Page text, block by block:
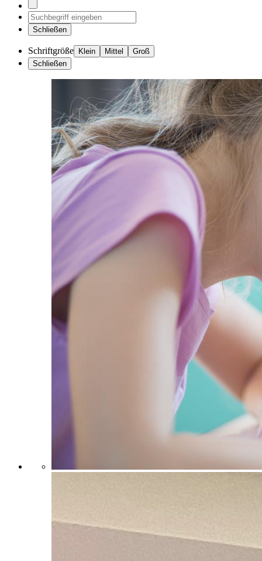
Schließen
Schriftgröße Klein Mittel
Groß
Schließen